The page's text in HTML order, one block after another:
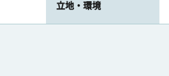
立地・環境